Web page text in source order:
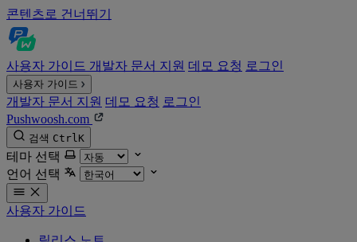
콘텐츠로 건너뛰기
사용자 가이드 개발자 문서 지원 데모 요청 로그인
사용자 가이드
개발자 문서 지원 데모 요청 로그인
Pushwoosh.com
검색 CtrlK
테마 선택
언어 선택
사용자 가이드